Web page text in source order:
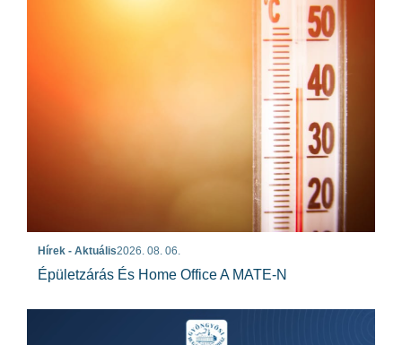
Hírek - Aktuális2026. 08. 06.
Épületzárás És Home Office A MATE-N